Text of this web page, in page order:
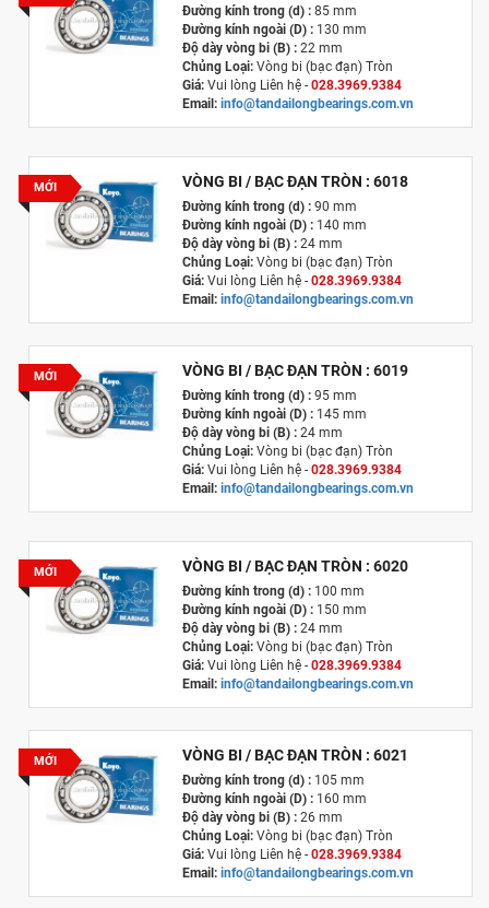
Đường kính trong (d) :85 mm
Đường kính ngoài (D) :130 mm
Độ dày vòng bi (B) :22 mm
Chủng Loại: Vòng bi (bạc đạn) Tròn
Giá:Vui lòng Liên hệ - 028.3969.9384
Email: info@tandailongbearings.com.vn
MỚI VÒNG BI / BẠC ĐẠN TRÒN : 6018
Đường kính trong (d) :90 mm
Đường kính ngoài (D) :140 mm
Độ dày vòng bi (B) :24 mm
Chủng Loại: Vòng bi (bạc đạn) Tròn
Giá:Vui lòng Liên hệ - 028.3969.9384
Email: info@tandailongbearings.com.vn
MỚI VÒNG BI / BẠC ĐẠN TRÒN : 6019
Đường kính trong (d) :95 mm
Đường kính ngoài (D) :145 mm
Độ dày vòng bi (B) :24 mm
Chủng Loại: Vòng bi (bạc đạn) Tròn
Giá:Vui lòng Liên hệ - 028.3969.9384
Email: info@tandailongbearings.com.vn
MỚI VÒNG BI / BẠC ĐẠN TRÒN : 6020
Đường kính trong (d) :100 mm
Đường kính ngoài (D) :150 mm
Độ dày vòng bi (B) :24 mm
Chủng Loại: Vòng bi (bạc đạn) Tròn
Giá:Vui lòng Liên hệ - 028.3969.9384
Email: info@tandailongbearings.com.vn
MỚI VÒNG BI / BẠC ĐẠN TRÒN : 6021
Đường kính trong (d) :105 mm
Đường kính ngoài (D) :160 mm
Độ dày vòng bi (B) :26 mm
Chủng Loại: Vòng bi (bạc đạn) Tròn
Giá:Vui lòng Liên hệ - 028.3969.9384
Email: info@tandailongbearings.com.vn